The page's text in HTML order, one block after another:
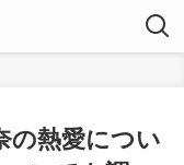
の熱愛につい